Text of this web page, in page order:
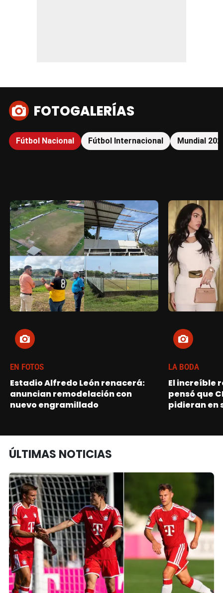
FOTOGALERÍAS
Fútbol Nacional Fútbol Internacional Mundial
EN FOTOS
Estadio Alfredo León renacerá:
anuncian remodelación con
nuevo engramillado
LA BODA
El increíble
pensó que
pidieran en
ÚLTIMAS NOTICIAS